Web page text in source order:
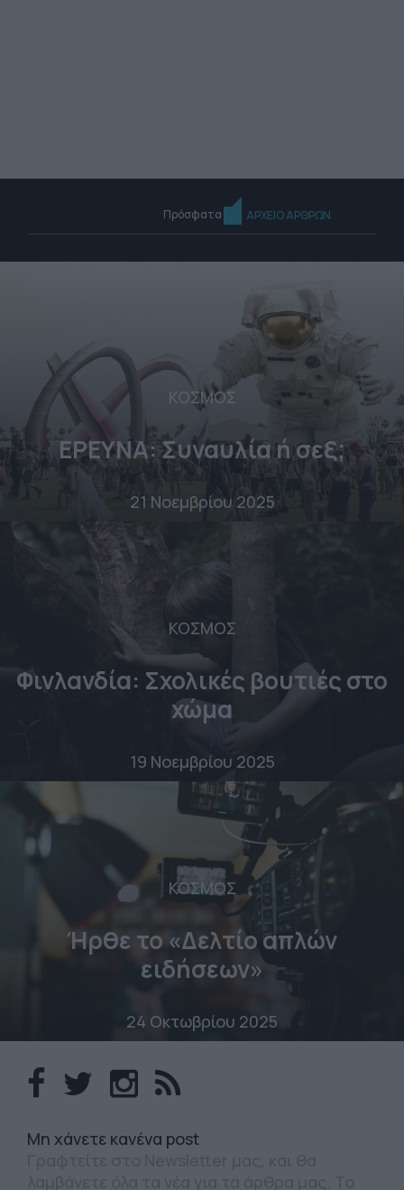
Πρόσφατα ΑΡΧΕΙΟ ΑΡΘΡΩΝ
ΚΟΣΜΟΣ
ΕΡΕΥΝΑ: Συναυλία ή σεξ;
21 Νοεμβρίου 2025
ΚΟΣΜΟΣ
Φινλανδία: Σχολικές βουτιές στο
χώμα
19 Νοεμβρίου 2025
ΚΟΣΜΟΣ
Ήρθε το «Δελτίο απλών
ειδήσεων»
24 Οκτωβρίου 2025
Mη χάνετε κανένα post